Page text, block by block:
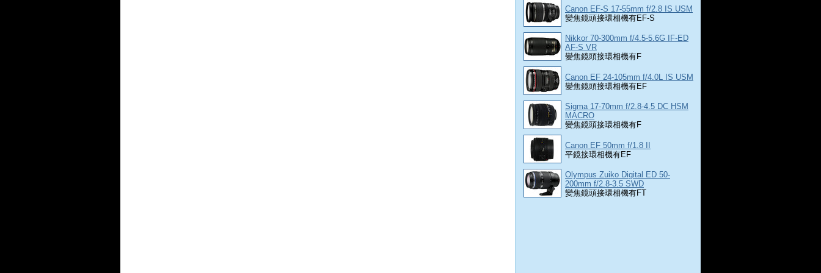
Canon EF-S 17-55mm f/2.8 IS USM
變焦鏡頭接環相機有EF-S
Nikkor 70-300mm f/4.5-5.6G IF-ED
AF-S VR
變焦鏡頭接環相機有F
Canon EF 24-105mm f/4.0L IS USM
變焦鏡頭接環相機有EF
Sigma 17-70mm f/2.8-4.5 DC HSM
MACRO
變焦鏡頭接環相機有F
Canon EF 50mm f/1.8 II
平鏡接環相機有EF
Olympus Zuiko Digital ED 50-
200mm f/2.8-3.5 SWD
變焦鏡頭接環相機有FT